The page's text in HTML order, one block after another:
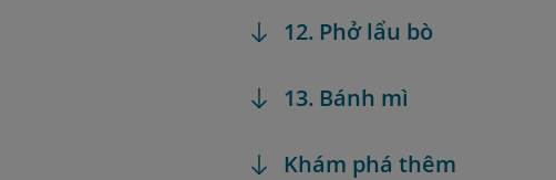
12. Phở lẩu bò
13. Bánh mì
Khám phá thêm